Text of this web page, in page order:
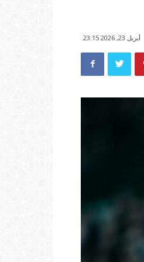
أبريل 23, 2026 23:15